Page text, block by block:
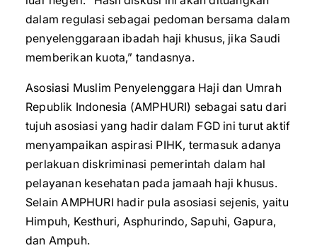
dalam regulasi sebagai pedoman bersama dalam
penyelenggaraan ibadah haji khusus, jika Saudi
memberikan kuota,” tandasnya.
Asosiasi Muslim Penyelenggara Haji dan Umrah
Republik Indonesia (AMPHURI) sebagai satu dari
tujuh asosiasi yang hadir dalam FGD ini turut aktif
menyampaikan aspirasi PIHK, termasuk adanya
perlakuan diskriminasi pemerintah dalam hal
pelayanan kesehatan pada jamaah haji khusus.
Selain AMPHURI hadir pula asosiasi sejenis, yaitu
Himpuh, Kesthuri, Asphurindo, Sapuhi, Gapura,
dan Ampuh.